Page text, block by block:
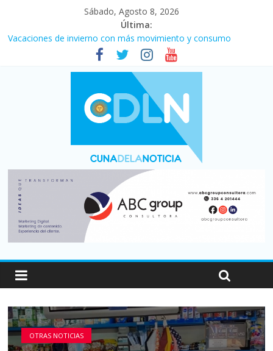
Sábado, Agosto 8, 2026
Última:
Desde que asumió Milei cerraron 41.000 kioscos: el sector
denuncia crisis como en 2001
Vacaciones de invierno con más movimiento y consumo
turístico: 4,6 millones de personas viajaron por el país, un 5,9%
Fuerte caída de la venta de autos usados en julio: bajó un 12,6%
Central venció 1 a 0 al River de Coudet en el Monumental
La morosidad alcanzó su nivel más alto en dos décadas y ya
afecta a 400 mil deudores en Santa Fe
OTRAS NOTICIAS